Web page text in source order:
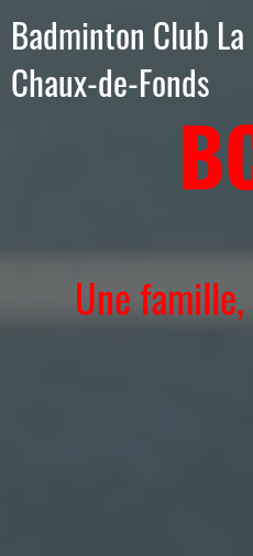
Badminton Club La
Chaux-de-Fonds
Une